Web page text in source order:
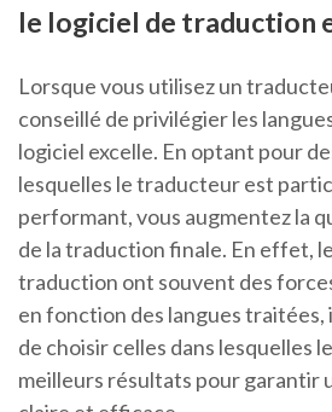
le logiciel de traduction
Lorsque vous utilisez un
conseillé de privilégier les
logiciel excelle. En optant pour
lesquelles le traducteur est
performant, vous augmentez la
de la traduction finale. En effet,
traduction ont souvent des
en fonction des langues traitées,
de choisir celles dans lesquelles
meilleurs résultats pour garantir